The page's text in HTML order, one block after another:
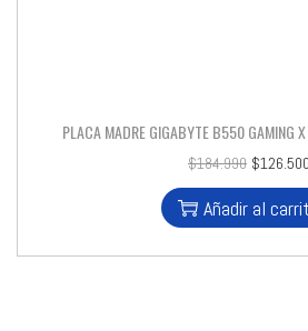
PLACA MADRE GIGABYTE B550 GAMING
$184.990 $126.500
Añadir al